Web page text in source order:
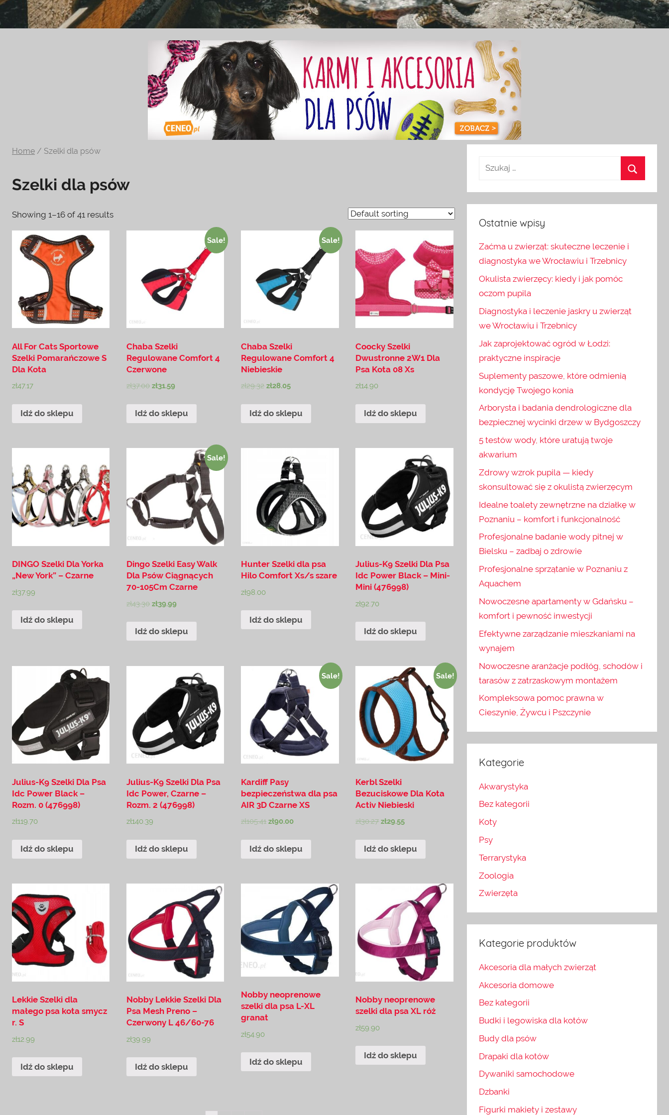
Zoologiczny
ciekawe
informacje
na
Home / Szelki dla psów
Szelki dla psów
Showing 1–16 of 41 results
All For Cats Sportowe
Szelki Pomarańczowe S
Dla Kota
zł47.17
Idź do sklepu
Sale!
Chaba Szelki
Regulowane Comfort 4
Czerwone
zł37.00 zł31.59
Idź do sklepu
Sale!
Chaba Szelki
Regulowane Comfort 4
Niebieskie
zł29.32 zł28.05
Idź do sklepu
Coocky Szelki
Dwustronne 2W1 Dla
Psa Kota 08 Xs
zł14.90
Idź do sklepu
DINGO Szelki Dla Yorka
„New York” – Czarne
zł37.99
Idź do sklepu
Sale!
Dingo Szelki Easy Walk
Dla Psów Ciągnących
70-105Cm Czarne
zł43.30 zł39.99
Idź do sklepu
Hunter Szelki dla psa
Hilo Comfort Xs/s szare
zł98.00
Idź do sklepu
Julius-K9 Szelki Dla Psa
Idc Power Black – Mini-
Mini (476998)
zł92.70
Idź do sklepu
Julius-K9 Szelki Dla Psa
Idc Power Black –
Rozm. 0 (476998)
zł119.70
Idź do sklepu
Julius-K9 Szelki Dla Psa
Idc Power, Czarne –
Rozm. 2 (476998)
zł140.39
Idź do sklepu
Sale!
Kardiff Pasy
bezpieczeństwa dla psa
AIR 3D Czarne XS
zł105.41 zł90.00
Idź do sklepu
Sale!
Kerbl Szelki
Bezuciskowe Dla Kota
Activ Niebieski
zł30.27 zł29.55
Idź do sklepu
Lekkie Szelki dla
małego psa kota smycz
r. S
zł12.99
Idź do sklepu
Nobby Lekkie Szelki Dla
Psa Mesh Preno –
Czerwony L 46/60-76
zł39.99
Idź do sklepu
Nobby neoprenowe
szelki dla psa L-XL
granat
zł54.90
Idź do sklepu
Nobby neoprenowe
szelki dla psa XL róż
zł59.90
Idź do sklepu
Ostatnie wpisy
Zaćma u zwierząt: skuteczne leczenie i
diagnostyka we Wrocławiu i Trzebnicy
Okulista zwierzęcy: kiedy i jak pomóc
oczom pupila
Diagnostyka i leczenie jaskry u zwierząt
we Wrocławiu i Trzebnicy
Jak zaprojektować ogród w Łodzi:
praktyczne inspiracje
Suplementy paszowe, które odmienią
kondycję Twojego konia
Arborysta i badania dendrologiczne dla
bezpiecznej wycinki drzew w Bydgoszczy
5 testów wody, które uratują twoje
akwarium
Zdrowy wzrok pupila — kiedy
skonsultować się z okulistą zwierzęcym
Idealne toalety zewnętrzne na działkę w
Poznaniu – komfort i funkcjonalność
Profesjonalne badanie wody pitnej w
Bielsku – zadbaj o zdrowie
Profesjonalne sprzątanie w Poznaniu z
Aquachem
Nowoczesne apartamenty w Gdańsku –
komfort i pewność inwestycji
Efektywne zarządzanie mieszkaniami na
wynajem
Nowoczesne aranżacje podłóg, schodów i
tarasów z zatrzaskowym montażem
Kompleksowa pomoc prawna w
Cieszynie, Żywcu i Pszczynie
Kategorie
Akwarystyka
Bez kategorii
Koty
Psy
Terrarystyka
Zoologia
Zwierzęta
Kategorie produktów
Akcesoria dla małych zwierząt
Akcesoria domowe
Bez kategorii
Budki i legowiska dla kotów
Budy dla psów
Drapaki dla kotów
Dywaniki samochodowe
Dzbanki
Figurki makiety i zestawy